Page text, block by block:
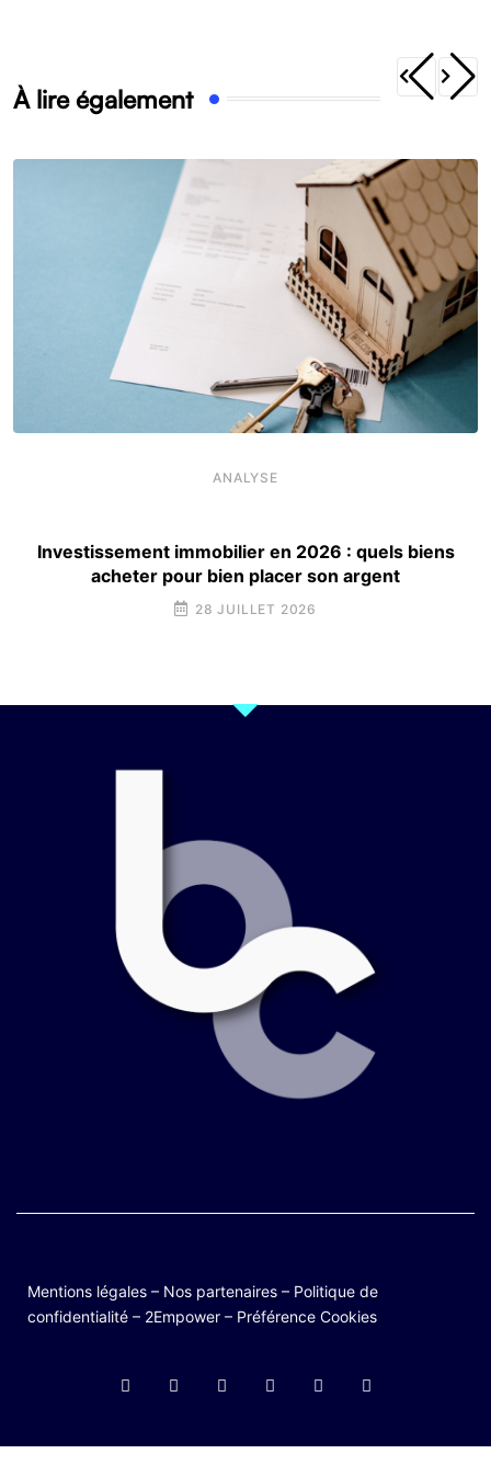
À lire également
ANALYSE
Investissement immobilier en 2026 : quels biens
acheter pour bien placer son argent
28 JUILLET 2026
Mentions légales – Nos partenaires – Politique de
confidentialité – 2Empower – Préférence Cookies